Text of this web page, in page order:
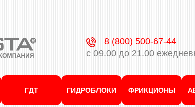
8 (800) 500-67-44
с 09.00 до 21.00
ГДТ ГИДРОБЛОКИ ФРИКЦИОНЫ